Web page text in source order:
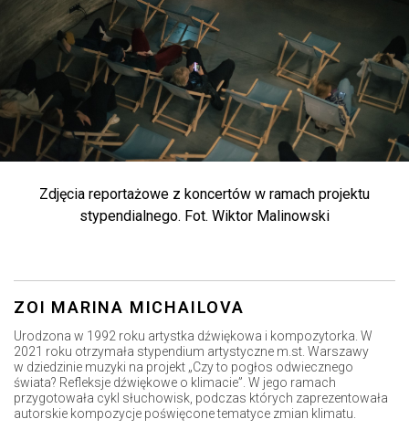
Zdjęcia reportażowe z koncertów w ramach projektu
stypendialnego. Fot. Wiktor Malinowski
ZOI MARINA MICHAILOVA
Urodzona w 1992 roku artystka dźwiękowa i kompozytorka. W
2021 roku otrzymała stypendium artystyczne m.st. Warszawy
w dziedzinie muzyki na projekt „Czy to pogłos odwiecznego
świata? Refleksje dźwiękowe o klimacie”. W jego ramach
przygotowała cykl słuchowisk, podczas których zaprezentowała
autorskie kompozycje poświęcone tematyce zmian klimatu.